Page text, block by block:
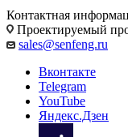
Контактная
Проектируемый
sales@senfeng.ru
Вконтакте
Telegram
YouTube
Яндекс.Дзен